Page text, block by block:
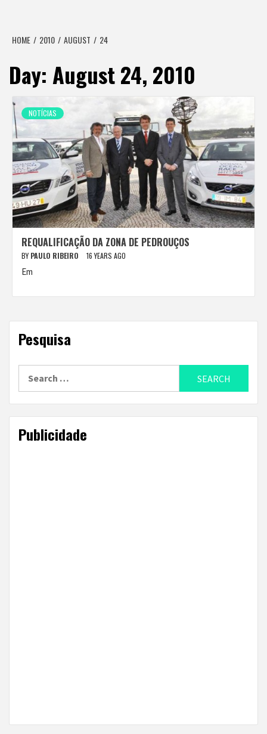
HOME 2010 AUGUST 24
Day: August 24, 2010
NOTÍCIAS
REQUALIFICAÇÃO DA ZONA DE PEDROUÇOS
BY PAULO RIBEIRO 16 YEARS AGO
Em
Pesquisa
Publicidade